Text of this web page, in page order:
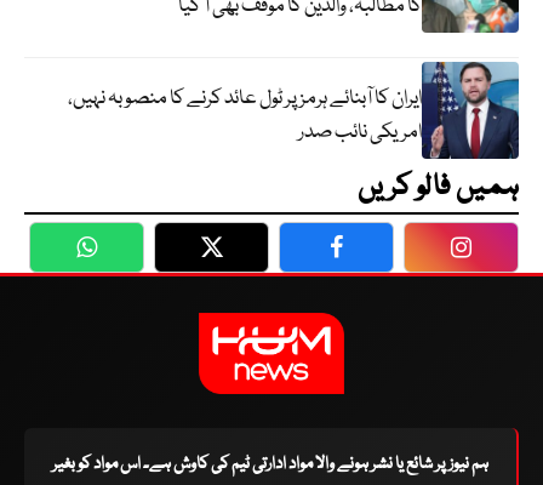
کا مطالبہ، والدین کا موقف بھی آ گیا
ایران کا آبنائے ہرمز پر ٹول عائد کرنے کا منصوبہ نہیں،
امریکی نائب صدر
ہمیں فالو کریں
WhatsApp Twitter Facebook
ہم نیوز پر شائع یا نشر ہونے والا مواد ادارتی ٹیم کی کاوش ہے۔ اس مواد کو بغیر